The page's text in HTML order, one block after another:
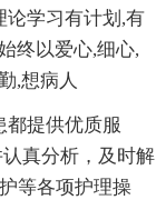
论学习有计划,有
终以爱心,细心,
,想病人
提供优质服
真分析，及时解
等各项护理操